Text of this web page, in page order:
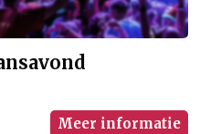
Meer informatie